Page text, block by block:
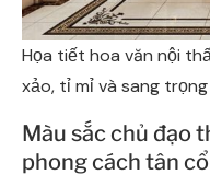
Họa tiết hoa văn nội
xảo, tỉ mỉ và sang trọng
Màu sắc chủ đạo
phong cách tân